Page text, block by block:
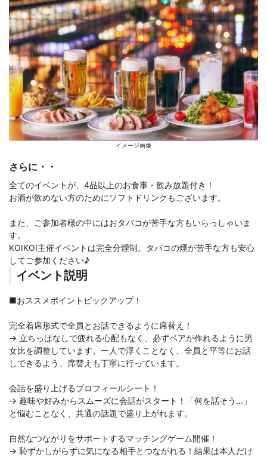
イメージ画像
さらに・・
全てのイベントが、4品以上のお食事・飲み放題付き！
お酒が飲めない方のためにソフトドリンクもございます。
また、ご参加者様の中にはおタバコが苦手な方もいらっしゃいま
す。
KOIKOI主催イベントは完全分煙制。タバコの煙が苦手な方も安心
してご参加ください♪
イベント説明
■おススメポイントピックアップ！
完全着席形式で全員とお話できるように席替え！
→ 立ちっぱなしで疲れる心配もなく、必ずペアが作れるように男
女比を調整しています。一人で浮くことなく、全員と平等にお話
しできるよう、席替えも丁寧に行っています。
会話を盛り上げるプロフィールシート！
→ 趣味や好みからスムーズに会話がスタート！「何を話そう…」
と悩むことなく、共通の話題で盛り上がれます。
自然なつながりをサポートするマッチングゲーム開催！
→ 恥ずかしがらずに気になる相手とつながれる！結果は本人だけ